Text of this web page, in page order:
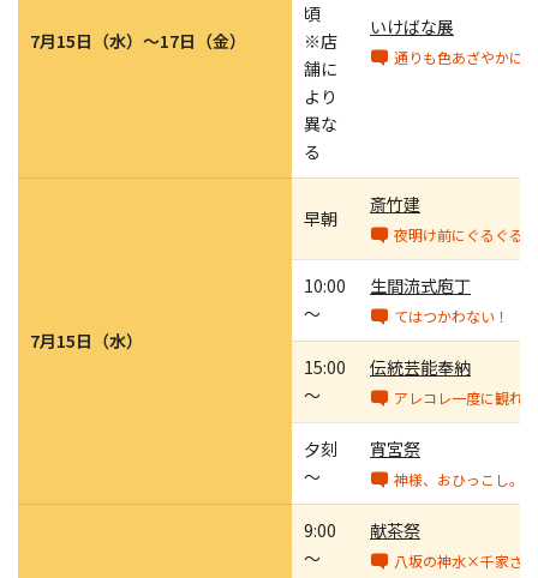
7月15日（水）～17日（金）
頃
※店
舗に
より
異な
る
いけばな展
通りも色あざやかに
7月15日（水）
早朝
斎竹建
夜明け前にぐるぐる
10:00
～
生間流式庖丁
てはつかわない！
15:00
～
伝統芸能奉納
アレコレ一度に観れ
夕刻
～
宵宮祭
神様、おひっこし。
9:00
～
献茶祭
八坂の神水×千家さん